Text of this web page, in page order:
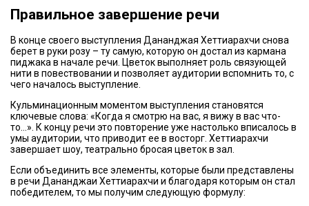
Правильное завершение речи
В конце своего выступления Дананджая Хеттиарахчи снова
берет в руки розу – ту самую, которую он достал из кармана
пиджака в начале речи. Цветок выполняет роль связующей
нити в повествовании и позволяет аудитории вспомнить то, с
чего началось выступление.
Кульминационным моментом выступления становятся
ключевые слова: «Когда я смотрю на вас, я вижу в вас что-
то…». К концу речи это повторение уже настолько вписалось в
умы аудитории, что приводит ее в восторг. Хеттиарахчи
завершает шоу, театрально бросая цветок в зал.
Если объединить все элементы, которые были представлены
в речи Дананджаи Хеттиарахчи и благодаря которым он стал
победителем, то мы получим следующую формулу: